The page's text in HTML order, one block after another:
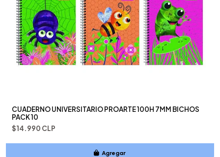
CUADERNO UNIVERSITARIO PROARTE 100H 7MM BICHOS
PACK 10
$14.990 CLP
Agregar